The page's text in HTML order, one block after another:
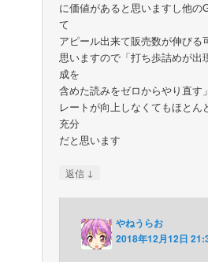
に価値があると思いますし他の
て
アピール出来て販売数が伸びる
思いますので「打ち歩詰めが出
成を
含めた読みをゼロからやり直す
レートが向上しなくてもほとん
充分
だと思います
返信 ↓
やねうらお
2018年12月12日